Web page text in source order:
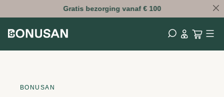
Gratis bezorging vanaf € 100
BONUSAN